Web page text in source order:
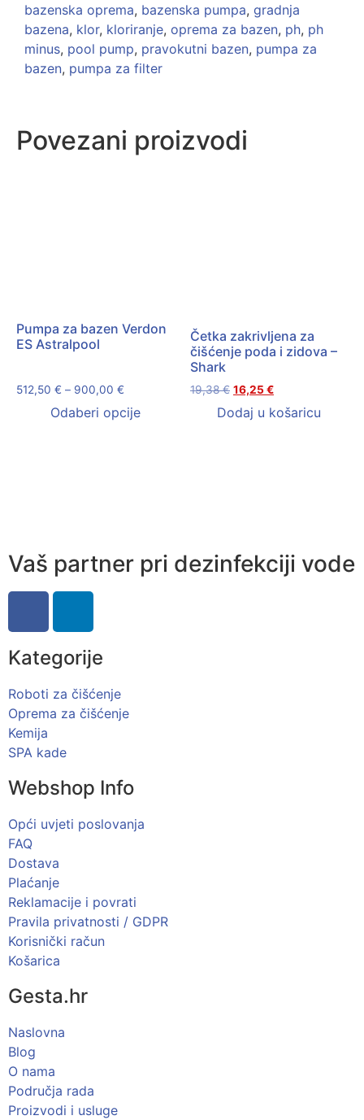
Povezani proizvodi
Pumpa za bazen Verdon
ES Astralpool
512,50 € – 900,00 €
Odaberi opcije
Četka zakrivljena za
čišćenje poda i zidova –
Shark
19,38€ 16,25€
Dodaj u košaricu
bazenska oprema, bazenska pumpa, gradnja
bazena, klor, kloriranje, oprema za bazen, ph, ph
minus, pool pump, pravokutni bazen, pumpa za
bazen, pumpa za filter
Vaš partner pri dezinfekciji vode
Kategorije
Roboti za čišćenje
Oprema za čišćenje
Kemija
SPA kade
Webshop Info
Opći uvjeti poslovanja
FAQ
Dostava
Plaćanje
Reklamacije i povrati
Pravila privatnosti / GDPR
Korisnički račun
Košarica
Gesta.hr
Naslovna
Blog
O nama
Područja rada
Proizvodi i usluge